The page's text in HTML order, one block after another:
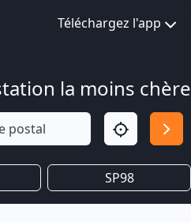
Téléchargez l'app
la moins chère
SP98